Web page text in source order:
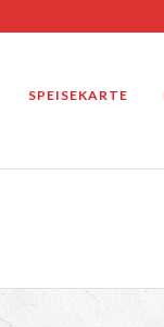
SPEISEKARTE